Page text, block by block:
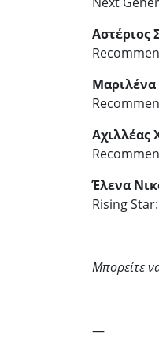
Αστέριος
Αχιλλέας
Έλενα
Rising
Μπορείτε
—